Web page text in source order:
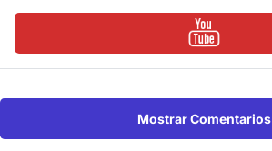
Mostrar Comentarios